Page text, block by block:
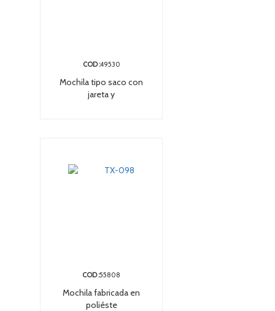
COD :49530
Mochila tipo saco con
jareta y
COD :55808
Mochila fabricada en
poliéste